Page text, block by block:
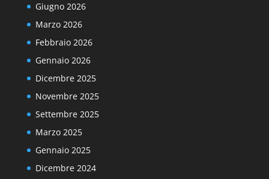
Giugno 2026
Marzo 2026
Febbraio 2026
Gennaio 2026
Dicembre 2025
Novembre 2025
Settembre 2025
Marzo 2025
Gennaio 2025
Dicembre 2024